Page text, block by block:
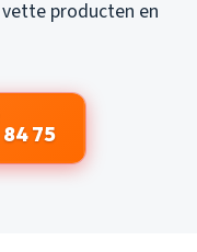
producten en
75